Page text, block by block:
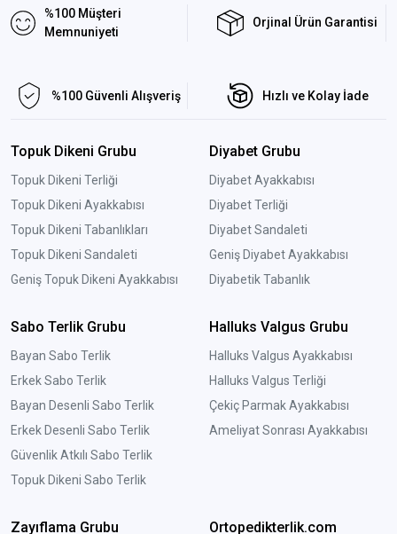
%100 Müşteri
Memnuniyeti
Orjinal Ürün Garantisi
%100 Güvenli Alışveriş Hızlı ve Kolay İade
Topuk Dikeni Grubu
Topuk Dikeni Terliği
Topuk Dikeni Ayakkabısı
Topuk Dikeni Tabanlıkları
Topuk Dikeni Sandaleti
Geniş Topuk Dikeni Ayakkabısı
Diyabet Grubu
Diyabet Ayakkabısı
Diyabet Terliği
Diyabet Sandaleti
Geniş Diyabet Ayakkabısı
Diyabetik Tabanlık
Sabo Terlik Grubu
Bayan Sabo Terlik
Erkek Sabo Terlik
Bayan Desenli Sabo Terlik
Erkek Desenli Sabo Terlik
Güvenlik Atkılı Sabo Terlik
Topuk Dikeni Sabo Terlik
Halluks Valgus Grubu
Halluks Valgus Ayakkabısı
Halluks Valgus Terliği
Çekiç Parmak Ayakkabısı
Ameliyat Sonrası Ayakkabısı
Zayıflama Grubu Ortopedikterlik.com